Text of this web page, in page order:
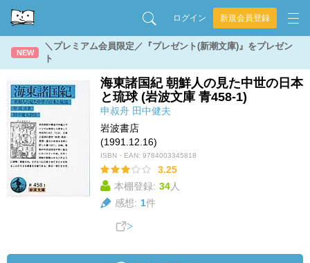
ログイン 新規会員登録
NEW
＼プレミアム会員限定／『プレゼント(新潮文庫)』をプレゼン
ト
海東諸国紀 朝鮮人の見た中世の日本
と琉球 (岩波文庫 青458-1)
申叔舟 田中健夫
岩波書店
(1991.12.16)
ISBN・EAN: 9784003345818
3.25
本棚登録: 34人
感想: 1件